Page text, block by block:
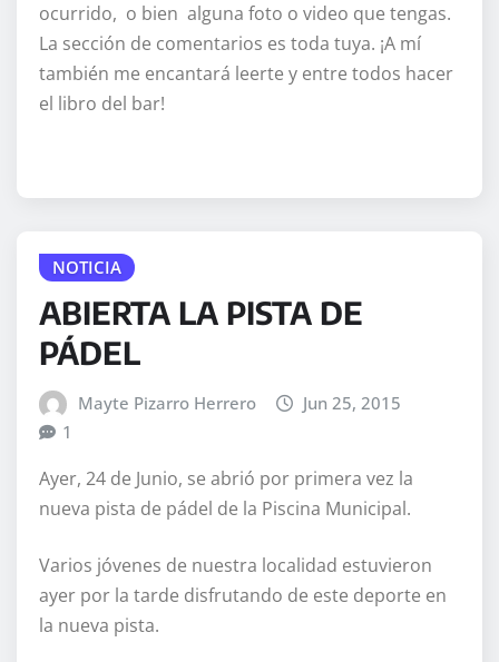
ocurrido, o bien alguna foto o video que tengas.
La sección de comentarios es toda tuya. ¡A mí
también me encantará leerte y entre todos hacer
el libro del bar!
NOTICIA
ABIERTA LA PISTA DE
PÁDEL
Mayte Pizarro Herrero
Jun 25, 2015
1
Ayer, 24 de Junio, se abrió por primera vez la
nueva pista de pádel de la Piscina Municipal.
Varios jóvenes de nuestra localidad estuvieron
ayer por la tarde disfrutando de este deporte en
la nueva pista.